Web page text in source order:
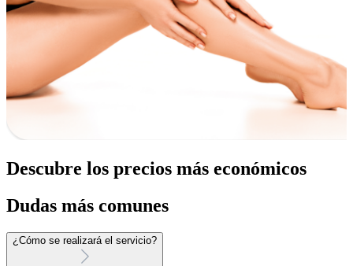
Descubre los precios más económicos
Dudas más comunes
¿Cómo se realizará el servicio?